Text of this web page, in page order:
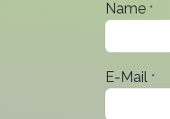
Name *
E-Mail *